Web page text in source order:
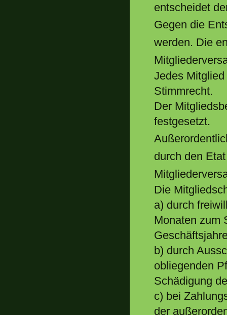
entscheidet
Gegen die
werden. Die
Jedes
Stimmrecht.
Der
festgesetzt.
durch den
Die
a) durch
Monaten zum
b) durch
obliegenden
Schädigung
c) bei
der